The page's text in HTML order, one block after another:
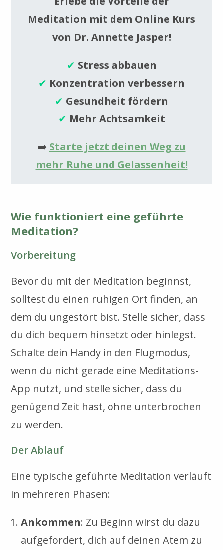
Meditation mit dem Online Kurs
von Dr. Annette Jasper!
✔ Stress abbauen
✔ Konzentration verbessern
✔ Gesundheit fördern
✔ Mehr Achtsamkeit
➡️ Starte jetzt deinen Weg zu
mehr Ruhe und Gelassenheit!
Wie funktioniert eine geführte
Meditation?
Vorbereitung
Bevor du mit der Meditation beginnst,
solltest du einen ruhigen Ort finden, an
dem du ungestört bist. Stelle sicher, dass
du dich bequem hinsetzt oder hinlegst.
Schalte dein Handy in den Flugmodus,
wenn du nicht gerade eine Meditations-
App nutzt, und stelle sicher, dass du
genügend Zeit hast, ohne unterbrochen
zu werden.
Der Ablauf
Eine typische geführte Meditation verläuft
in mehreren Phasen:
Ankommen: Zu Beginn wirst du dazu
aufgefordert, dich auf deinen Atem zu